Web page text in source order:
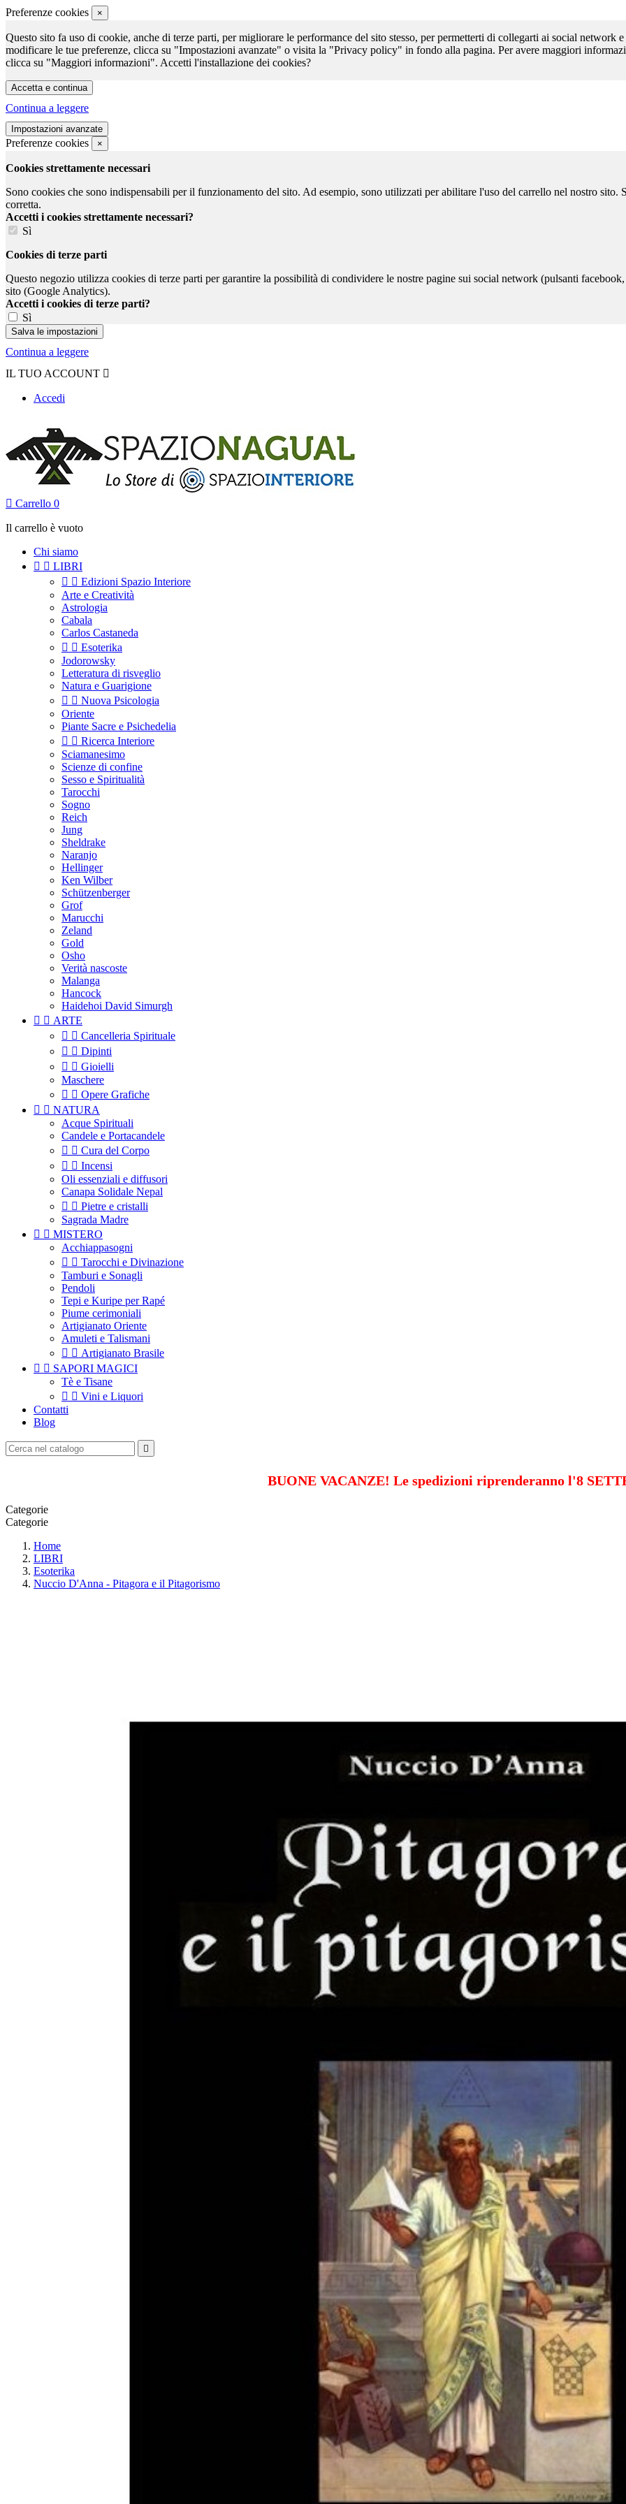
Preferenze cookies ×
Questo sito fa uso di cookie, anche di terze parti, per migliorare le performance del sito stesso, per permetterti di collegarti ai social network
modificare le tue preferenze, clicca su "Impostazioni avanzate" o visita la "Privacy policy" in fondo alla pagina. Per avere maggiori
clicca su "Maggiori informazioni". Accetti l'installazione dei cookies?
Continua a leggere
Preferenze cookies ×
Cookies strettamente necessari
Sono cookies che sono indispensabili per il funzionamento del sito. Ad esempio, sono utilizzati per abilitare l'uso del carrello nel nostro sito.
corretta.
Accetti i cookies strettamente necessari?
Sì
Cookies di terze parti
Questo negozio utilizza cookies di terze parti per garantire la possibilità di condividere le nostre pagine sui social network (pulsanti
sito (Google Analytics).
Accetti i cookies di terze parti?
Sì
Continua a leggere
IL TUO ACCOUNT 
Accedi
 Carrello 0
Il carrello è vuoto
Chi siamo
  LIBRI
  Edizioni Spazio Interiore
Arte e Creatività
Astrologia
Cabala
Carlos Castaneda
  Esoterika
Jodorowsky
Letteratura di risveglio
Natura e Guarigione
  Nuova Psicologia
Oriente
Piante Sacre e Psichedelia
  Ricerca Interiore
Sciamanesimo
Scienze di confine
Sesso e Spiritualità
Tarocchi
Sogno
Reich
Jung
Sheldrake
Naranjo
Hellinger
Ken Wilber
Schützenberger
Grof
Marucchi
Zeland
Gold
Osho
Verità nascoste
Malanga
Hancock
Haidehoi David Simurgh
  ARTE
  Cancelleria Spirituale
  Dipinti
  Gioielli
Maschere
  Opere Grafiche
  NATURA
Acque Spirituali
Candele e Portacandele
  Cura del Corpo
  Incensi
Oli essenziali e diffusori
Canapa Solidale Nepal
  Pietre e cristalli
Sagrada Madre
  MISTERO
Acchiappasogni
  Tarocchi e Divinazione
Tamburi e Sonagli
Pendoli
Tepi e Kuripe per Rapé
Piume cerimoniali
Artigianato Oriente
Amuleti e Talismani
  Artigianato Brasile
  SAPORI MAGICI
Tè e Tisane
  Vini e Liquori
Contatti
Blog

BUONE VACANZE! Le spedizioni riprenderanno l'8
Categorie
Categorie
Home
LIBRI
Esoterika
Nuccio D'Anna - Pitagora e il Pitagorismo